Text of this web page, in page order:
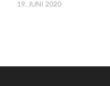
19. JUNI 2020